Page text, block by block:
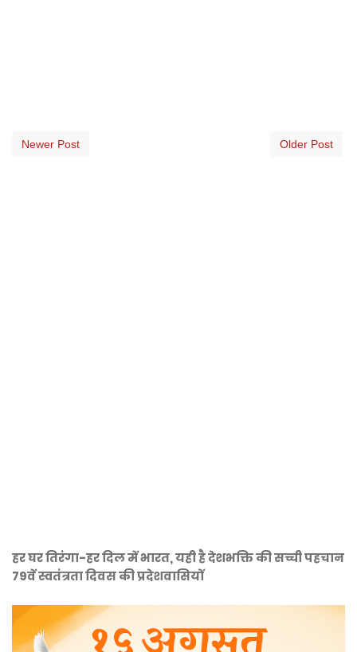
Newer Post Older Post
हर घर तिरंगा-हर दिल में भारत, यही है देशभक्ति की सच्ची पहचान
79वें स्वतंत्रता दिवस की प्रदेशवासियों